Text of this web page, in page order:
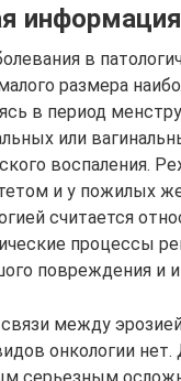
информация
в
размера
в период
или
воспаления.
и у пожилых
считается
процессы
повреждения и
между
онкологии